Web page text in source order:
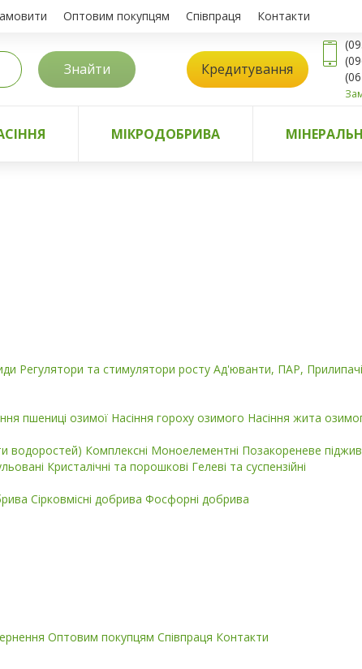
Оптовим покупцям Співпраця Контакти
Знайти Кредитування
МІКРОДОБРИВА
Регулятори та стимулятори росту Ад'юванти, ПАР,
пшениці озимої Насіння гороху озимого Насіння жита
водоростей) Комплексні Моноелементні Позакореневе
Кристалічні та порошкові Гелеві та суспензійні
Сірковмісні добрива Фосфорні добрива
Оптовим покупцям Співпраця Контакти